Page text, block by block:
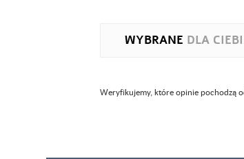
WYBRANE DLA
Weryfikujemy, które opinie pochodzą